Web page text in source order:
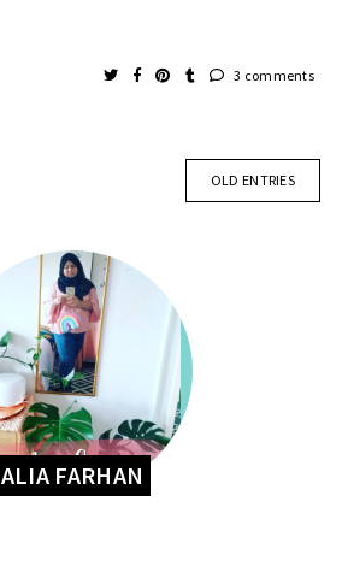
3 comments
OLD ENTRIES
ALIA FARHAN